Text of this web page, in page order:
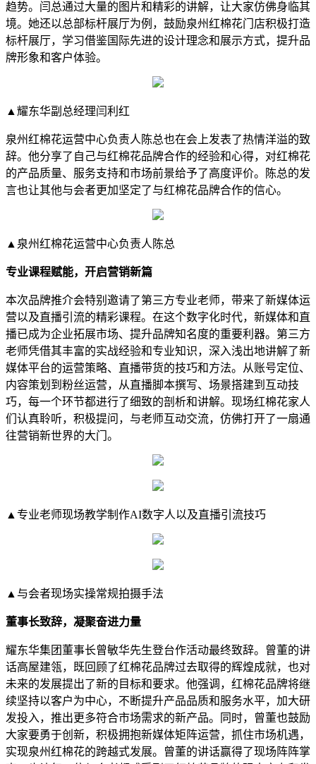
趋势。闫总通过大量的图片和精彩的讲解，让大家仿佛身临其
境。她还以总部标杆展厅为例，鼓励泉州红棉花门店积极打造
标杆展厅，学习借鉴国际先进的设计理念和展示方式，提升品
牌形象和客户体验。
▲耀东华副总经理闫利红
泉州红棉花运营中心负责人陈总也在会上发表了热情洋溢的致
辞。他分享了自己与红棉花品牌合作的经验和心得，对红棉花
的产品质量、服务支持和市场前景给予了高度评价。陈总的发
言也让其他与会者更加坚定了与红棉花品牌合作的信心。
▲泉州红棉花运营中心负责人陈总
专业课程赋能，开启营销新篇
本次品牌推介会特别邀请了第三方专业老师，带来了新媒体运
营以及直播引流的精彩课程。在这个数字化时代，新媒体和直
播已成为企业拓展市场、提升品牌知名度的重要利器。第三方
老师凭借其丰富的实战经验和专业知识，深入浅出地讲解了新
媒体平台的运营策略、直播带货的技巧和方法。从账号定位、
内容策划到粉丝运营，从直播脚本撰写、场景搭建到互动技
巧，每一个环节都进行了细致的剖析和讲解。现场红棉花家人
们认真聆听，积极提问，与老师互动交流，仿佛打开了一扇通
往营销新世界的大门。
▲专业老师现场教学制作AI数字人以及直播引流技巧
▲与会者现场实操常规拍摄手法
董事长致辞，凝聚奋进力量
耀东华集团董事长曾敏华先生登台作活动最终致辞。曾董的讲
话高屋建瓴，既回顾了红棉花品牌过去取得的辉煌成就，也对
未来的发展提出了新的目标和要求。他强调，红棉花品牌将继
续坚持以客户为中心，不断提升产品品质和服务水平，加大研
发投入，推出更多符合市场需求的新产品。同时，曾董也鼓励
大家要勇于创新，积极拥抱新媒体矩阵运营，抓住市场机遇，
实现泉州红棉花的跨越式发展。曾董的讲话赢得了现场阵阵掌